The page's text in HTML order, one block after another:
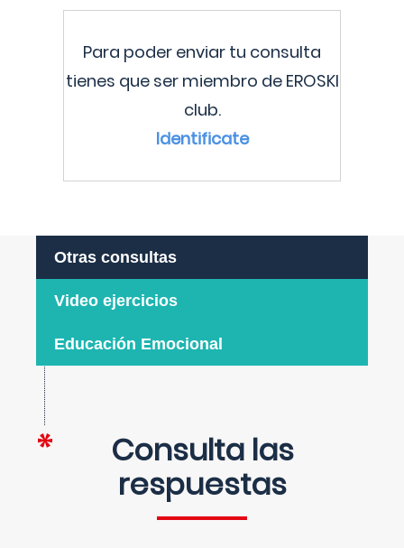
Para poder enviar tu consulta
tienes que ser miembro de EROSKI
club.
Identificate
Otras consultas
Video ejercicios
Educación Emocional
Consulta las
respuestas